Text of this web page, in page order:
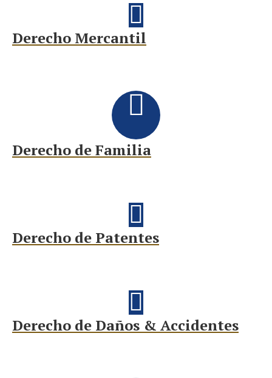
Derecho Mercantil
Derecho de Familia
Derecho de Patentes
Derecho de Daños & Accidentes